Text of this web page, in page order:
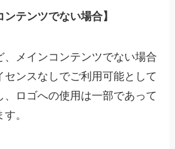
ンテンツでない場合】
、メインコンテンツでない場合
センスなしでご利用可能として
、ロゴへの使用は一部であって
。